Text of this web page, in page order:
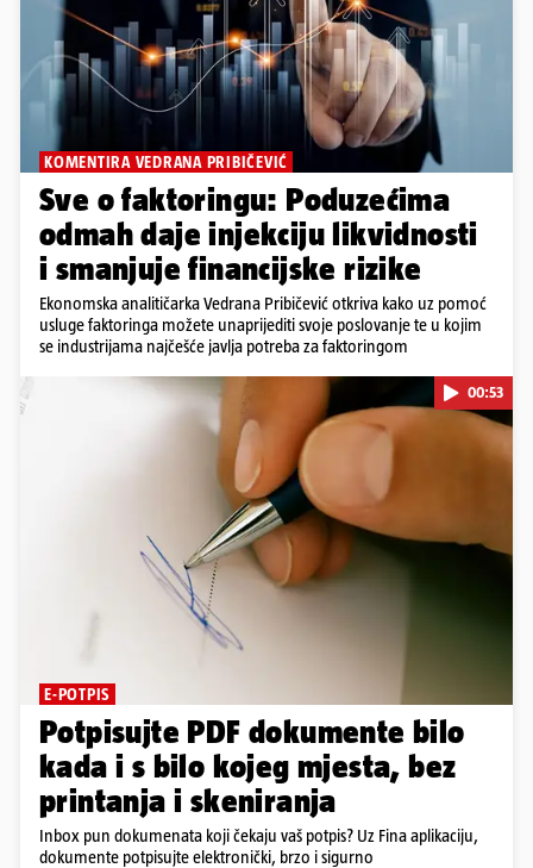
KOMENTIRA VEDRANA PRIBIČEVIĆ
Sve o faktoringu: Poduzećima
odmah daje injekciju likvidnosti
i smanjuje financijske rizike
Ekonomska analitičarka Vedrana Pribičević otkriva kako uz pomoć
usluge faktoringa možete unaprijediti svoje poslovanje te u kojim
se industrijama najčešće javlja potreba za faktoringom
00:53
E-POTPIS
Potpisujte PDF dokumente bilo
kada i s bilo kojeg mjesta, bez
printanja i skeniranja
Inbox pun dokumenata koji čekaju vaš potpis? Uz Fina aplikaciju,
dokumente potpisujte elektronički, brzo i sigurno